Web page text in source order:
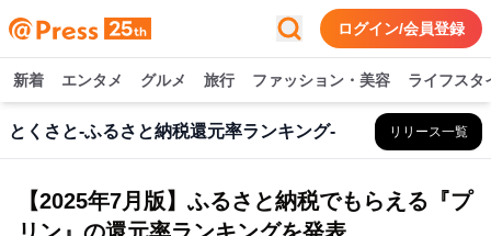
ログイン/会員登録
新着 エンタメ グルメ 旅行 ファッション・美容 ライフスタ
とくさと-ふるさと納税還元率ランキング- リリース一覧
【2025年7月版】ふるさと納税でもらえる『プ